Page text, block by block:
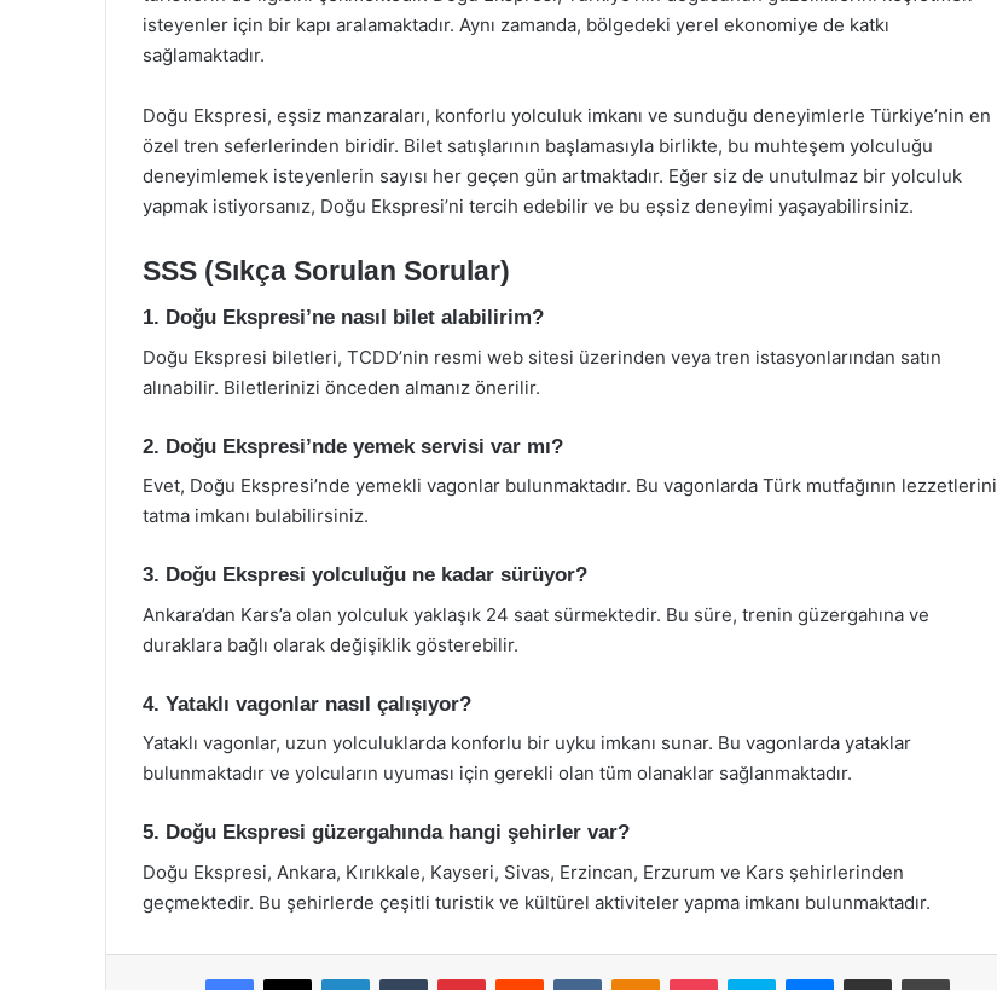
isteyenler için bir kapı aralamaktadır. Aynı zamanda, bölgedeki yerel ekonomiye de katkı
sağlamaktadır.
Doğu Ekspresi, eşsiz manzaraları, konforlu yolculuk imkanı ve sunduğu deneyimlerle Türkiye’nin en
özel tren seferlerinden biridir. Bilet satışlarının başlamasıyla birlikte, bu muhteşem yolculuğu
deneyimlemek isteyenlerin sayısı her geçen gün artmaktadır. Eğer siz de unutulmaz bir yolculuk
yapmak istiyorsanız, Doğu Ekspresi’ni tercih edebilir ve bu eşsiz deneyimi yaşayabilirsiniz.
SSS (Sıkça Sorulan Sorular)
1. Doğu Ekspresi’ne nasıl bilet alabilirim?
Doğu Ekspresi biletleri, TCDD’nin resmi web sitesi üzerinden veya tren istasyonlarından satın
alınabilir. Biletlerinizi önceden almanız önerilir.
2. Doğu Ekspresi’nde yemek servisi var mı?
Evet, Doğu Ekspresi’nde yemekli vagonlar bulunmaktadır. Bu vagonlarda Türk mutfağının lezzetlerini
tatma imkanı bulabilirsiniz.
3. Doğu Ekspresi yolculuğu ne kadar sürüyor?
Ankara’dan Kars’a olan yolculuk yaklaşık 24 saat sürmektedir. Bu süre, trenin güzergahına ve
duraklara bağlı olarak değişiklik gösterebilir.
4. Yataklı vagonlar nasıl çalışıyor?
Yataklı vagonlar, uzun yolculuklarda konforlu bir uyku imkanı sunar. Bu vagonlarda yataklar
bulunmaktadır ve yolcuların uyuması için gerekli olan tüm olanaklar sağlanmaktadır.
5. Doğu Ekspresi güzergahında hangi şehirler var?
Doğu Ekspresi, Ankara, Kırıkkale, Kayseri, Sivas, Erzincan, Erzurum ve Kars şehirlerinden
geçmektedir. Bu şehirlerde çeşitli turistik ve kültürel aktiviteler yapma imkanı bulunmaktadır.
Facebook
X LinkedInTumblr PinterestReddit VKontakteOdnoklassniki
Pocket Skype Messenger
E-Posta ile paylaş Yazdır